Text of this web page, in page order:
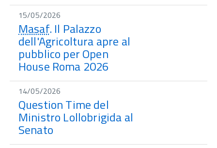
15/05/2026
Masaf. Il Palazzo
dell'Agricoltura apre al
pubblico per Open
House Roma 2026
14/05/2026
Question Time del
Ministro Lollobrigida al
Senato